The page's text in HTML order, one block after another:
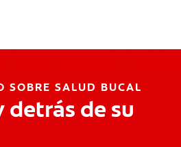
SOBRE SALUD BUCAL
detrás de su